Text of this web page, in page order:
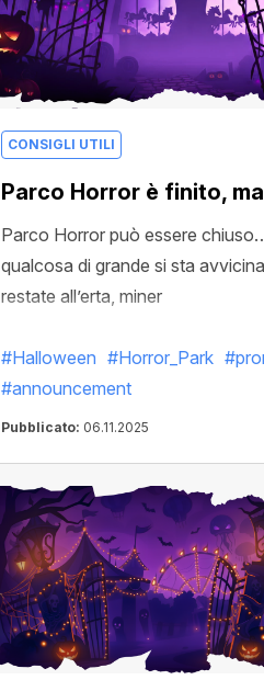
CONSIGLI UTILI
Parco Horror è finito,
Parco Horror può essere
qualcosa di grande si sta
restate all’erta, miner
#Halloween #Horror_Park
#announcement
Pubblicato: 06.11.2025